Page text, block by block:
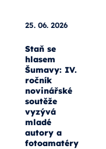
25. 06. 2026
Staň se
hlasem
Šumavy: IV.
ročník
novinářské
soutěže
vyzývá
mladé
autory a
fotoamatéry